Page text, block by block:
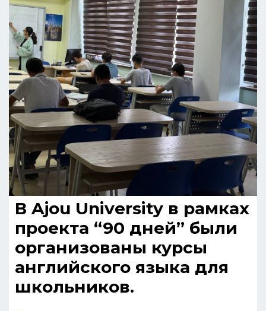
В Ajou University в рамках
проекта “90 дней” были
организованы курсы
английского языка для
школьников.